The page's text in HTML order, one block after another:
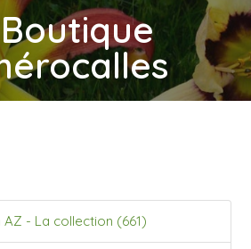
- La collection (661)